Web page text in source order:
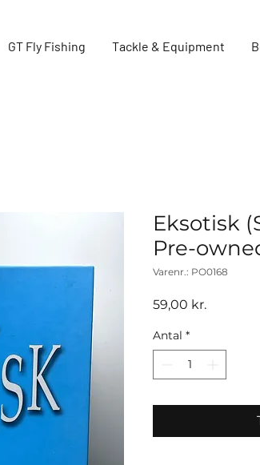
GT Fly Fishing Tackle & Equipment
Eksotisk
Pre-
Varenr.: PO0168
59,00 kr.Pris
Antal *